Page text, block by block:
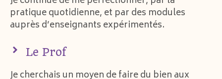
pratique quotidienne, et par des modules
auprès d’enseignants expérimentés.
Le Prof
Je cherchais un moyen de faire du bien aux